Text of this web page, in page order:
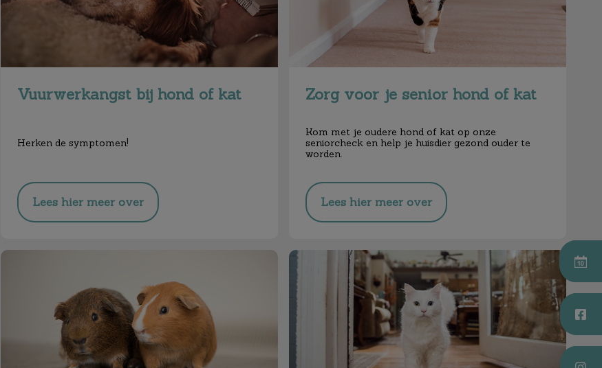
Vuurwerkangst bij hond of kat
Herken de symptomen!
Lees hier meer over
Zorg voor je senior hond of kat
Kom met je oudere hond of kat op onze
seniorcheck en help je huisdier gezond ouder te
worden.
Lees hier meer over
Cavia Vaccinatie Actie! Chippen & registreren hond en kat